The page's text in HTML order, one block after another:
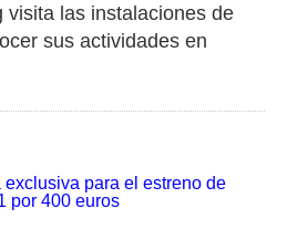
visita las instalaciones de
sus actividades en